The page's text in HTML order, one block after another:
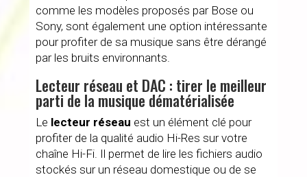
comme les modèles proposés par Bose ou
Sony, sont également une option intéressante
pour profiter de sa musique sans être dérangé
par les bruits environnants.
Lecteur réseau et DAC : tirer le meilleur
parti de la musique dématérialisée
Le lecteur réseau est un élément clé pour
profiter de la qualité audio Hi-Res sur votre
chaîne Hi-Fi. Il permet de lire les fichiers audio
stockés sur un réseau domestique ou de se